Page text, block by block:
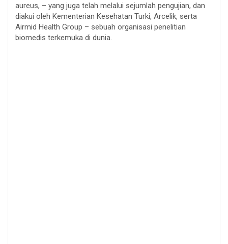
aureus, – yang juga telah melalui sejumlah pengujian, dan
diakui oleh Kementerian Kesehatan Turki, Arcelik, serta
Airmid Health Group – sebuah organisasi penelitian
biomedis terkemuka di dunia.